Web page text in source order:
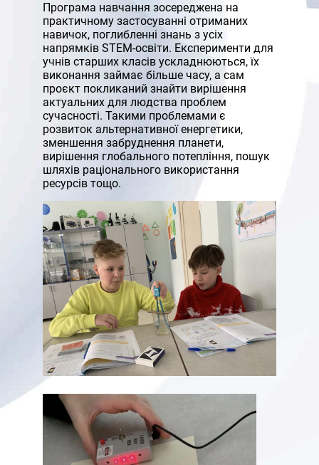
Програма навчання зосереджена на
практичному застосуванні отриманих
навичок, поглибленні знань з усіх
напрямків STEM-освіти. Експерименти для
учнів старших класів ускладнюються, їх
виконання займає більше часу, а сам
проєкт покликаний знайти вирішення
актуальних для людства проблем
сучасності. Такими проблемами є
розвиток альтернативної енергетики,
зменшення забруднення планети,
вирішення глобального потепління, пошук
шляхів раціонального використання
ресурсів тощо.